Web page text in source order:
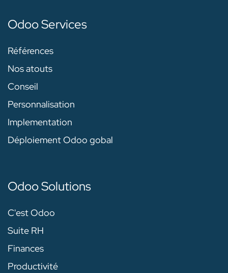
Odoo Services
Références
Nos atouts
Conseil
Personnalisation
Implementation
Déploiement Odoo gobal
Odoo Solutions
C'est Odoo
Suite RH
Finances
Productivité